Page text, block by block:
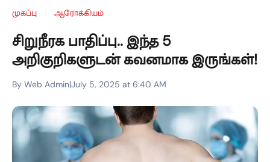
முகப்பு ஆரோக்கியம்
சிறுநீரக பாதிப்பு.. இந்த 5
அறிகுறிகளுடன் கவனமாக இருங்கள்!
By Web Admin|July 5, 2025 at 6:40 AM